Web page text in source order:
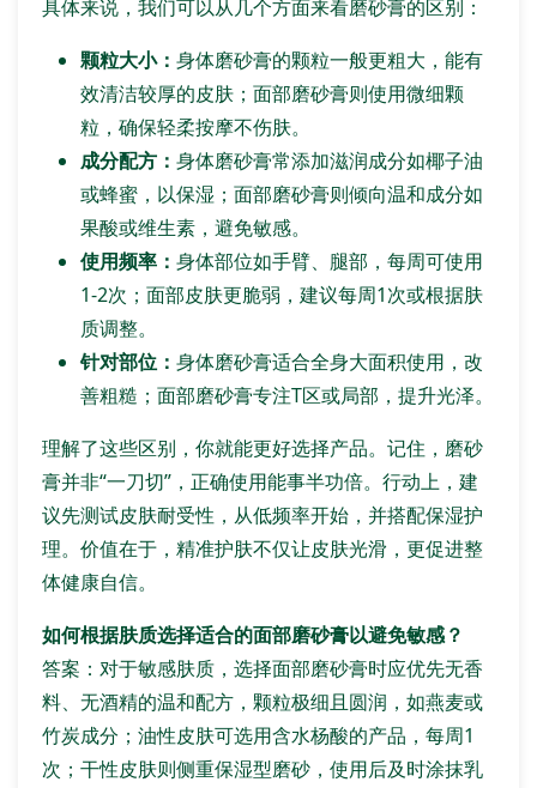
具体来说，我们可以从几个方面来看磨砂膏的区别：
颗粒大小： 身体磨砂膏的颗粒一般更粗大，能有
效清洁较厚的皮肤；面部磨砂膏则使用微细颗
粒，确保轻柔按摩不伤肤。
成分配方： 身体磨砂膏常添加滋润成分如椰子油
或蜂蜜，以保湿；面部磨砂膏则倾向温和成分如
果酸或维生素，避免敏感。
使用频率： 身体部位如手臂、腿部，每周可使用
1-2次；面部皮肤更脆弱，建议每周1次或根据肤
质调整。
针对部位： 身体磨砂膏适合全身大面积使用，改
善粗糙；面部磨砂膏专注T区或局部，提升光泽。
理解了这些区别，你就能更好选择产品。记住，磨砂
膏并非“一刀切”，正确使用能事半功倍。行动上，建
议先测试皮肤耐受性，从低频率开始，并搭配保湿护
理。价值在于，精准护肤不仅让皮肤光滑，更促进整
体健康自信。
如何根据肤质选择适合的面部磨砂膏以避免敏感？
答案：对于敏感肤质，选择面部磨砂膏时应优先无香
料、无酒精的温和配方，颗粒极细且圆润，如燕麦或
竹炭成分；油性皮肤可选用含水杨酸的产品，每周1
次；干性皮肤则侧重保湿型磨砂，使用后及时涂抹乳